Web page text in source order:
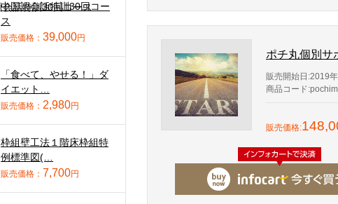
ポチ丸個別サ
販売開始日:2019
商品コード
販売価格:
中国語会話特訓30回コー
ス
販売価格： 39,000円
「食べて、やせる！」ダ
イエット…
販売価格： 2,980円
枠組壁工法１階床枠組特
例標準図(…
販売価格： 7,700円